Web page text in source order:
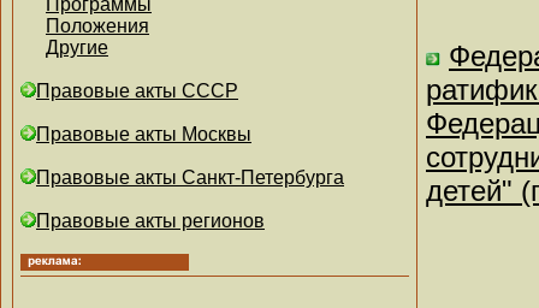
Программы
Положения
Другие
Правовые акты СССР
Правовые акты Москвы
Правовые акты Санкт-Петербурга
Правовые акты регионов
детей"